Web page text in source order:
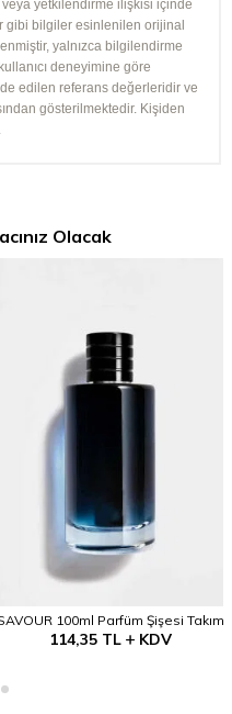
yetkilendirme ilişkisi içinde
gibi bilgiler esinlenilen orijinal
yalnızca bilgilendirme
deneyimine göre
edilen referans değerleridir ve
gösterilmektedir. Kişiden
Olacak
100ml Parfüm Şişesi Takım
114,35 TL KDV